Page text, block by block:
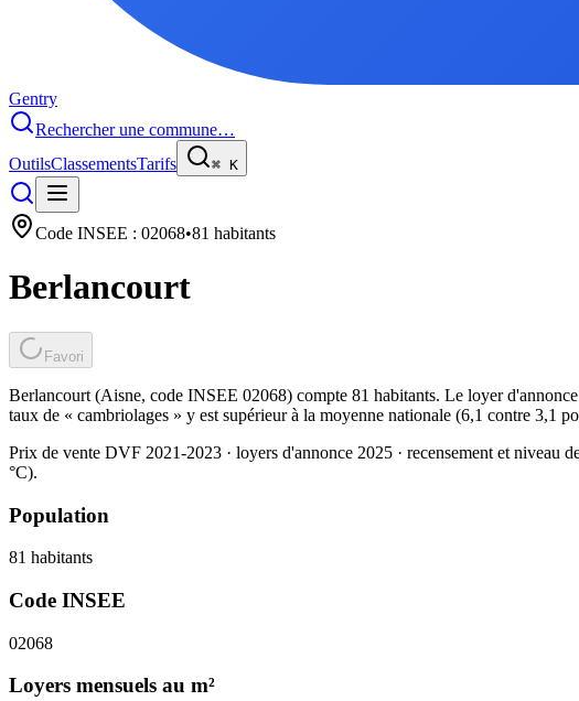
Gentry
Rechercher une commune…
OutilsClassementsTarifs ⌘ K
Code INSEE : 02068•81 habitants
Berlancourt
Favori
Berlancourt (Aisne, code INSEE 02068) compte 81 habitants. Le loyer
taux de « cambriolages » y est supérieur à la moyenne nationale (6,1 contre 3,1
Prix de vente DVF 2021-2023 · loyers d'annonce 2025 · recensement et niveau
°C).
Population
81 habitants
Code INSEE
02068
Loyers mensuels au m²